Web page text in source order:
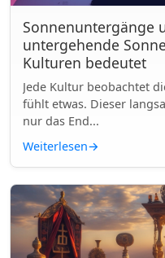
Sonnenuntergänge
untergehende
Kulturen bedeutet
Jede Kultur beobachtet
fühlt etwas. Dieser
nur das End...
Weiterlesen→